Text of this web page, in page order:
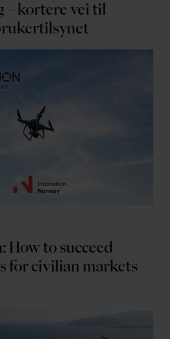
– kortere vei til
How to succeed
for civilian markets